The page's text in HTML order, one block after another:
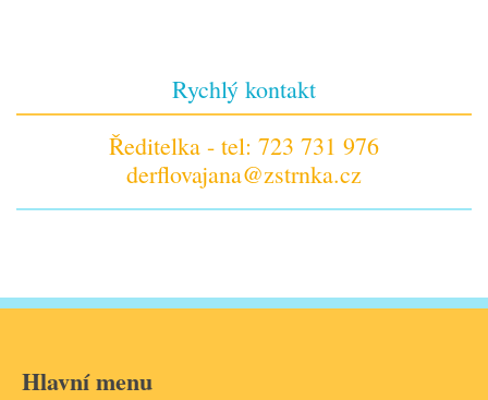
Rychlý kontakt
Ředitelka - tel: 723 731 976
derflovajana@zstrnka.cz
Hlavní menu